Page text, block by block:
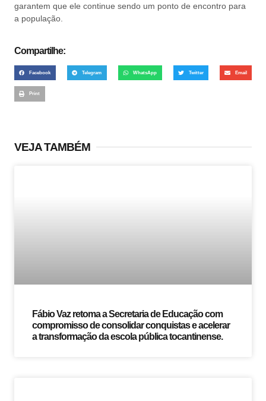
garantem que ele continue sendo um ponto de encontro para
a população.
Compartilhe:
Facebook Telegram WhatsApp Twitter Email
Print
VEJA TAMBÉM
Fábio Vaz retoma a Secretaria de Educação com
compromisso de consolidar conquistas e acelerar
a transformação da escola pública tocantinense.